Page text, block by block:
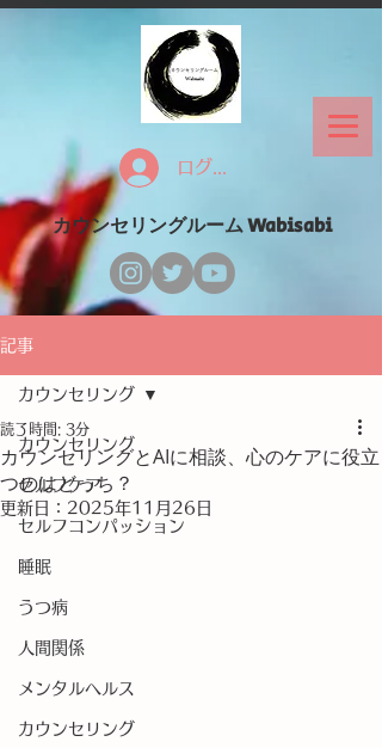
ログイン
カウンセリングルーム Wabisabi
記事
カウンセリング
セルフケア
セルフコンパッション
睡眠
うつ病
人間関係
メンタルヘルス
カウンセリング
カウンセリング
カウンセリングとAIに相談、心のケアに役立
つのはどっち？
読了時間: 3分
更新日： 2025年11月26日